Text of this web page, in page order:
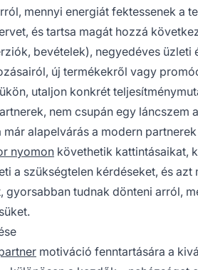
mennyi energiát fektessenek a
és tartsa magát hozzá
bevételek), negyedéves üzleti
új termékekről vagy
utaljon konkrét
nem csupán egy láncszem
alapelvárás a modern
nyomon követhetik kattintásaikat,
a szükségtelen kérdéseket, és
tudnak dönteni arról,
motiváció fenntartására a